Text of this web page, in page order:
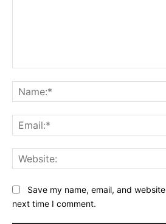
Save my name, email, and
next time I comment.